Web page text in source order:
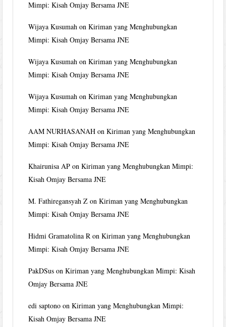
Mimpi: Kisah Omjay Bersama JNE
Wijaya Kusumah onKiriman yang Menghubungkan
Mimpi: Kisah Omjay Bersama JNE
Wijaya Kusumah onKiriman yang Menghubungkan
Mimpi: Kisah Omjay Bersama JNE
Wijaya Kusumah onKiriman yang Menghubungkan
Mimpi: Kisah Omjay Bersama JNE
AAM NURHASANAH onKiriman yang Menghubungkan
Mimpi: Kisah Omjay Bersama JNE
Khairunisa AP onKiriman yang Menghubungkan Mimpi:
Kisah Omjay Bersama JNE
M. Fathiregansyah Z onKiriman yang Menghubungkan
Mimpi: Kisah Omjay Bersama JNE
Hidmi Gramatolina R onKiriman yang Menghubungkan
Mimpi: Kisah Omjay Bersama JNE
PakDSus onKiriman yang Menghubungkan Mimpi: Kisah
Omjay Bersama JNE
edi saptono onKiriman yang Menghubungkan Mimpi:
Kisah Omjay Bersama JNE